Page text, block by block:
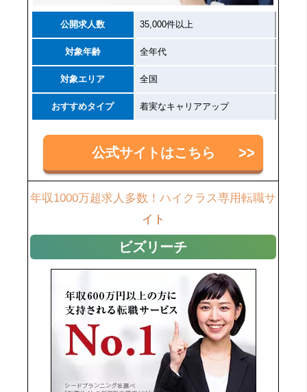
公開求人数 35,000件以上
対象年齢 全年代
対象エリア 全国
おすすめタイプ 着実なキャリアアップ
公式サイトはこちら
年収1000万超求人多数！ハイクラス専用転職サ
イト
ビズリーチ